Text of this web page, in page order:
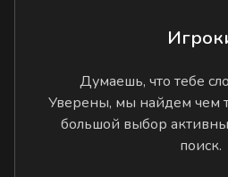
Думаешь, что тебе
Уверены, мы найдем чем
большой выбор
поиск.